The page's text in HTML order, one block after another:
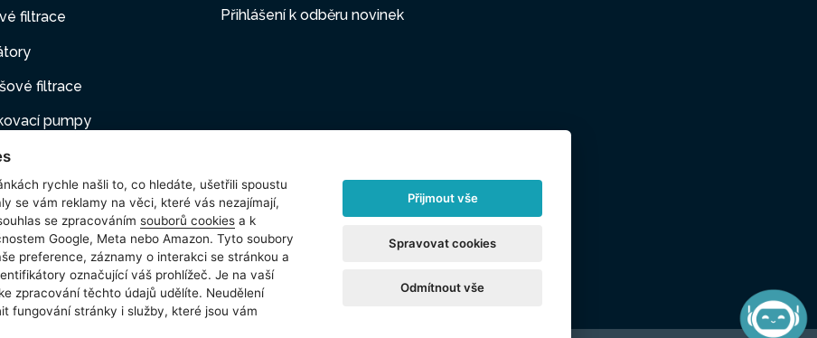
filtrace
filtrace
pumpy
nábytek
mazlíčci
Přihlášení k odběru novinek
rychle našli to, co hledáte, ušetřili spoustu
se vám reklamy na věci, které vás nezajímají,
se zpracováním souborů cookies a k
Google, Meta nebo Amazon. Tyto soubory
preference, záznamy o interakci se stránkou a
označující váš prohlížeč. Je na vaší
zpracování těchto údajů udělíte. Neudělení
fungování stránky i služby, které jsou vám
Přijmout vše
Spravovat cookies
Odmítnout vše